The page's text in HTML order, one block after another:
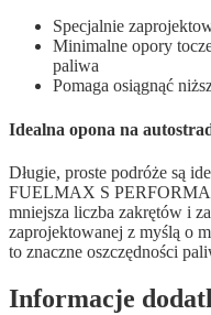
Specjalnie
Minimalne opory
paliwa
Pomaga osiągnąć
Idealna opona na
Długie, proste podróże są
FUELMAX S
mniejsza liczba zakrętów i
zaprojektowanej z myślą o
to znaczne oszczędności
Informacje